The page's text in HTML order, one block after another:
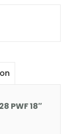
PWF 18″